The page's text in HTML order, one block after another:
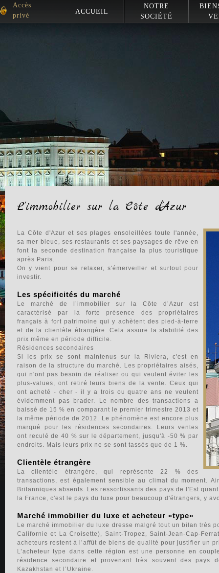
Accès
privé
ACCUEIL
NOTRE
SOCIÉTÉ
L'immobilier sur la Côte d'Azur
La Côte d'Azur et ses plages ensoleillées toute l'année,
sa mer bleue, ses restaurants et ses paysages de rêve en
font la seconde destination française la plus touristique
après Paris.
On y vient pour se relaxer, s'émerveiller et surtout pour
investir.
Les spécificités du marché
Le marché de l’immobilier sur la Côte d’Azur est
caractérisé par la forte présence des propriétaires
français à fort patrimoine qui y achètent des pied-à-terre
et de la clientèle étrangère. Cela assure la stabilité des
prix même en période difficile.
Résidences secondaires
Si les prix se sont maintenus sur la Riviera, c'est en
raison de la structure du marché. Les propriétaires aisés,
qui n'ont pas besoin de réaliser ou qui veulent éviter les
plus-values, ont retiré leurs biens de la vente. Ceux qui
ont acheté - cher - il y a trois ou quatre ans ne veulent
évidemment pas brader. Le nombre des transactions a
baissé de 15 % en comparant le premier trimestre 2013 et
la même période de 2012. Le phénomène est encore plus
marqué pour les résidences secondaires. Leurs ventes
ont reculé de 40 % sur le département, jusqu'à -50 % par
endroits. Mais leurs prix ne se sont tassés que de 1 %.
Clientèle étrangère
La clientèle étrangère, qui représente 22 % des
transactions, est également sensible au climat du moment.
Britanniques absents. Les ressortissants des pays de l'Est
la France, c'est le pays du luxe pour beaucoup d'étrangers, y
Marché immobilier du luxe et acheteur «type»
Le marché immobilier du luxe dresse malgré tout un bilan très
Californie et La Croisette), Saint-Tropez, Saint-Jean-Cap-
acheteurs restent à l’affût de biens de qualité pour justifier un
L’acheteur type dans cette région est une personne en
résidence secondaire et provenant très souvent des pays
Kazakhstan et l’Ukraine.